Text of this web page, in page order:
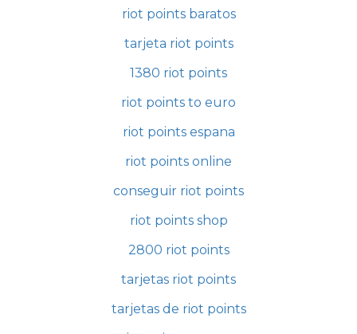
riot points baratos
tarjeta riot points
1380 riot points
riot points to euro
riot points espana
riot points online
conseguir riot points
riot points shop
2800 riot points
tarjetas riot points
tarjetas de riot points